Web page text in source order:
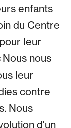
enfants
du Centre
leur
nous
leur
contre
Nous
d'un